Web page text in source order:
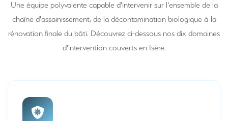
Une équipe polyvalente capable d'intervenir sur l'ensemble de la
chaîne d'assainissement, de la décontamination biologique à la
rénovation finale du bâti. Découvrez ci-dessous nos dix domaines
d'intervention couverts en Isère.